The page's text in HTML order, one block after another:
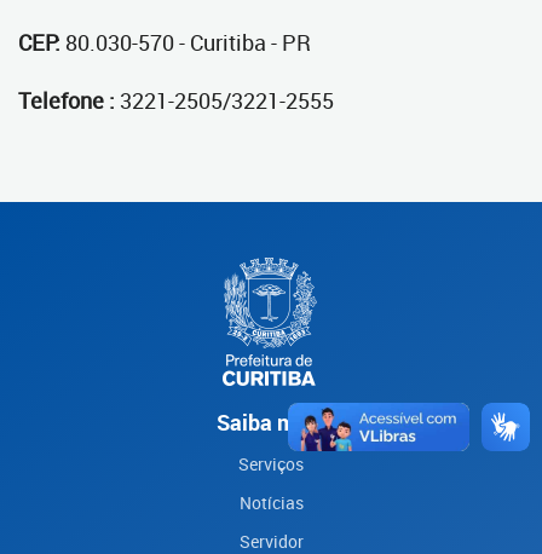
CEP: 80.030-570 - Curitiba - PR
Telefone : 3221-2505/3221-2555
Saiba mais
Serviços
Notícias
Servidor